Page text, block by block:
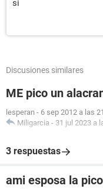
si
Discusiones similares
ME pico un
lesperan - 6 sep 2012 a las
Miligarcia - 31 jul 2023 a
3 respuestas
ami esposa la